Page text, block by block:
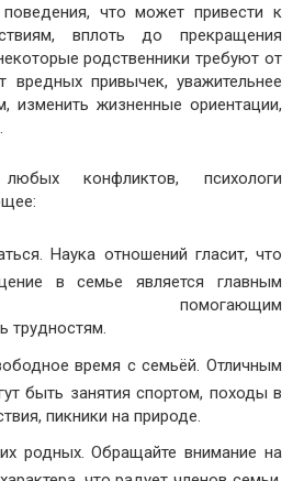
поведения, что может привести к
вплоть до прекращения
родственники требуют от
вредных привычек, уважительнее
изменить жизненные ориентации,
конфликтов, психологи
Наука отношений гласит, что
в семье является главным
помогающим
трудностям.
время с семьёй. Отличным
быть занятия спортом, походы в
пикники на природе.
родных. Обращайте внимание на